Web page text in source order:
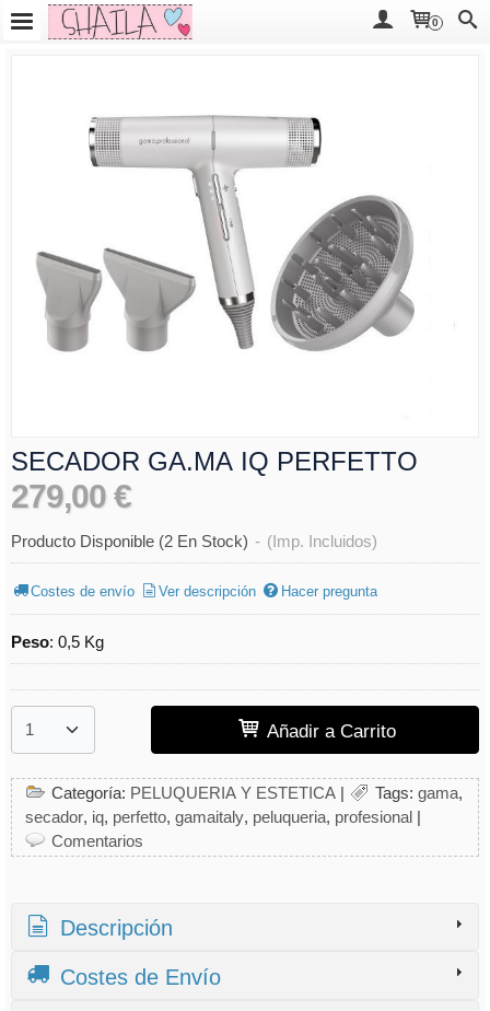
0
SECADOR GA.MA IQ PERFETTO
279,00 €
Producto Disponible (2 En Stock) - (Imp. Incluidos)
Costes de envío Ver descripción Hacer pregunta
Peso: 0,5 Kg
Añadir a Carrito
Categoría: PELUQUERIA Y ESTETICA | Tags: gama
secador iq perfetto gamaitaly peluqueria profesional |
Comentarios
Descripción
Costes de Envío